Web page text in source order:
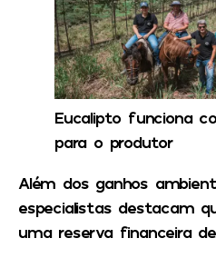
Eucalipto funciona
para o produtor
Além dos ganhos
especialistas destacam
uma reserva financeira